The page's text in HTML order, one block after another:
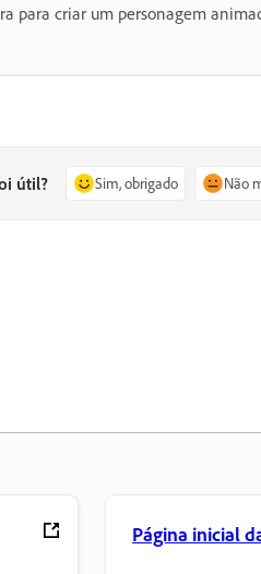
para criar um personagem
útil? Sim, obrigado Não
Página inicial